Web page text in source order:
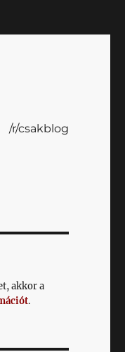
/r/csakblog
akkor a
.